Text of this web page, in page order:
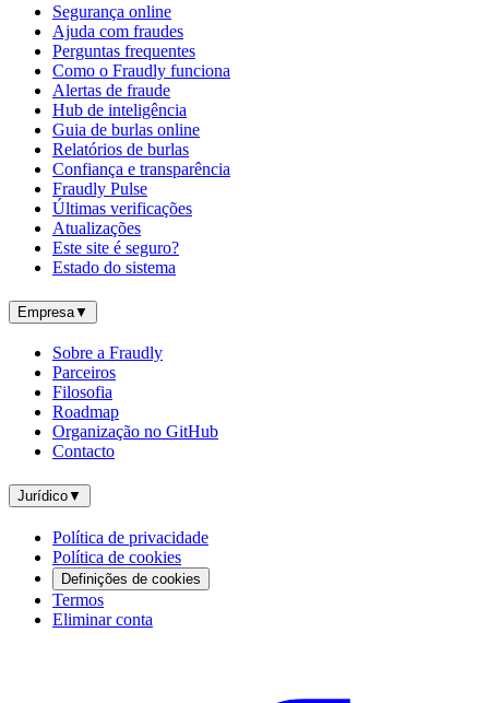
Segurança online
Ajuda com fraudes
Perguntas frequentes
Como o Fraudly funciona
Alertas de fraude
Hub de inteligência
Guia de burlas online
Relatórios de burlas
Confiança e transparência
Fraudly Pulse
Últimas verificações
Atualizações
Este site é seguro?
Estado do sistema
Empresa▼
Sobre a Fraudly
Parceiros
Filosofia
Roadmap
Organização no GitHub
Contacto
Jurídico▼
Política de privacidade
Política de cookies
Definições de cookies
Termos
Eliminar conta